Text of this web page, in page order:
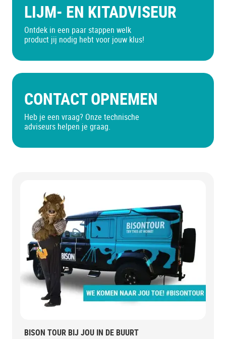
LIJM- EN KITADVISEUR
Ontdek in een paar stappen welk
product jij nodig hebt voor jouw klus!
CONTACT OPNEMEN
Heb je een vraag? Onze technische
adviseurs helpen je graag.
BISON TOUR BIJ JOU IN DE BUURT